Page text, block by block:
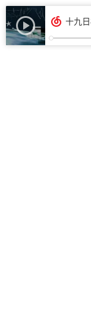
十九